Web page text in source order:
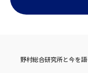
野村総合研究所と今を